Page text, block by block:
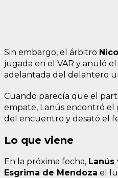
Sin embargo, el árbitro
jugada en el VAR y anuló
adelantada del delantero
Cuando parecía que el
empate, Lanús encontró
del encuentro y desató el
Lo que viene
En la próxima fecha, Lanús
Esgrima de Mendoza el